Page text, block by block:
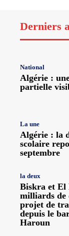
Derniers
National
Algérie :
partielle
La une
Algérie : la
scolaire
septembre
la deux
Biskra et El
milliards de
projet de
depuis le
Haroun